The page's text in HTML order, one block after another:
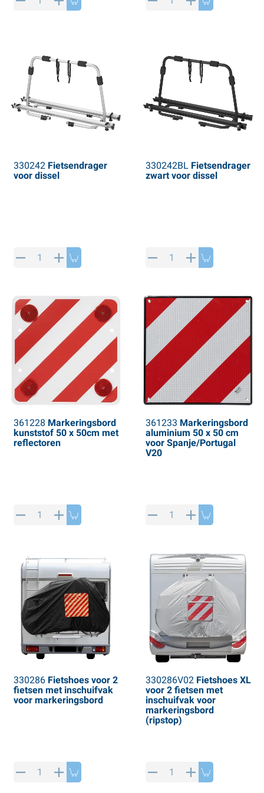
330242Fietsendrager
voor dissel
330242BLFietsendrager
zwart voor dissel
361228 Markeringsbord
kunststof 50 x 50cm met
reflectoren
361233 Markeringsbord
aluminium 50 x 50 cm
voor Spanje/Portugal
V20
330286Fietshoes voor 2
fietsen met inschuifvak
voor markeringsbord
330286V02Fietshoes XL
voor 2 fietsen met
inschuifvak voor
markeringsbord
(ripstop)